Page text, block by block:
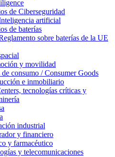
de Ciberseguridad
artificial
de baterías
sobre baterías de la UE
y movilidad
de consumo / Consumer Goods
e inmobiliario
tecnologías críticas y
industrial
y financiero
y farmacéutico
y telecomunicaciones